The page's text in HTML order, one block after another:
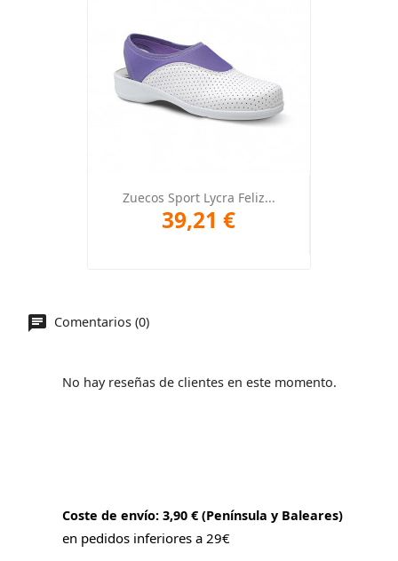
Zuecos Sport Lycra Feliz...
39,21 €
Comentarios (0)
No hay reseñas de clientes en este momento.
Coste de envío: 3,90 € (Península y Baleares)
en pedidos inferiores a 29€